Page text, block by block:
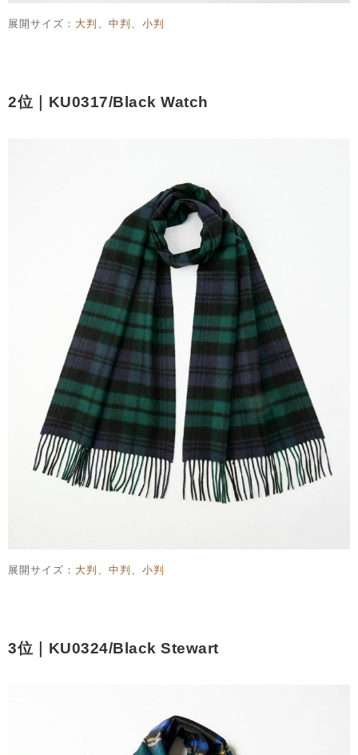
展開サイズ： 大判 中判 小判
2位｜KU0317/Black Watch
展開サイズ： 大判 中判 小判
3位｜KU0324/Black Stewart